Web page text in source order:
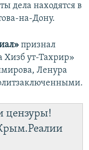
дела находятся в
на-Дону.
признал
Хизб ут-Тахрир»
Ленура
цензуры!